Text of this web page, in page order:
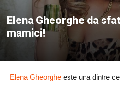
Elena Gheorghe da
mamici!
Elena Gheorghe este una dintre